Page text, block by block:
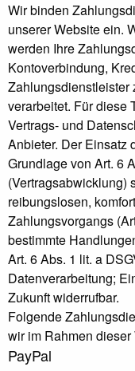
Wir binden
unserer Website ein.
werden Ihre
Kontoverbindung,
Zahlungsdienstleister
verarbeitet. Für diese
Vertrags- und
Anbieter. Der Einsatz
Grundlage von Art. 6
(Vertragsabwicklung)
reibungslosen,
Zahlungsvorgangs
bestimmte
Art. 6 Abs. 1 lit. a
Datenverarbeitung;
Zukunft widerrufbar.
Folgende
wir im Rahmen dieser
PayPal